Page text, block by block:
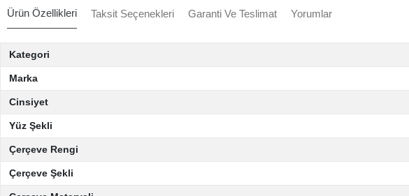
Ürün Özellikleri Taksit Seçenekleri Garanti Ve Teslimat Yorumlar
Kategori
Marka
Cinsiyet
Yüz Şekli
Çerçeve Rengi
Çerçeve Şekli